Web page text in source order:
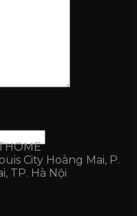
City Hoàng Mai, P.
TP. Hà Nội